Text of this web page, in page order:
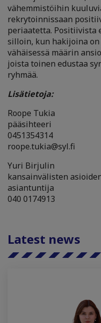
vähemmistöihin
rekrytoinnissaan
periaatetta. Positiivista
silloin, kun hakijoina
vähäisessä määrin
joista toinen edustaa
ryhmää.
Lisätietoja:
Roope Tukia
pääsihteeri
0451354314
roope.tukia@syl.fi
Yuri Birjulin
kansainvälisten
asiantuntija
040 0174913
Latest news